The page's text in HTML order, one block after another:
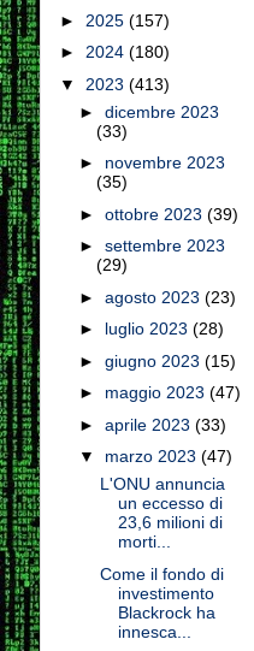
► 2025 (157)
► 2024 (180)
▼ 2023 (413)
►dicembre 2023
(33)
► novembre 2023
(35)
►ottobre 2023(39)
►settembre 2023
(29)
►agosto 2023(23)
► luglio 2023(28)
►giugno 2023(15)
► maggio 2023(47)
►aprile 2023(33)
▼ marzo 2023(47)
L'ONU annuncia
un eccesso di
23,6 milioni di
morti...
Come il fondo di
investimento
Blackrock ha
innesca...